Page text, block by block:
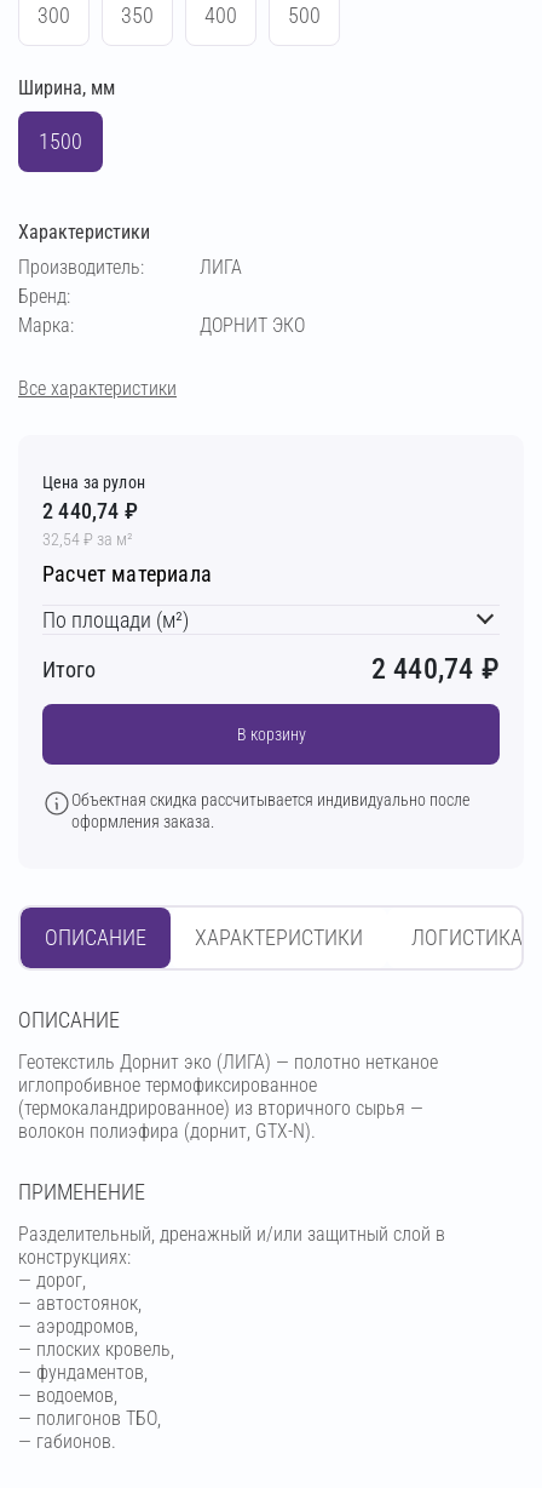
300 350 400 500
Ширина, мм
1500
Характеристики
Производитель:
ЛИГА
Бренд:
Марка:
ДОРНИТ ЭКО
Все характеристики
Цена за рулон
2 440,74 ₽
32,54 ₽ за м²
Расчет материала
По площади (м²)
Итого
2 440,74 ₽
В корзину
Объектная скидка рассчитывается индивидуально после
оформления заказа.
ОПИСАНИЕ ХАРАКТЕРИСТИКИ ЛОГИСТИКА
OПИСАНИЕ
Геотекстиль Дорнит эко (ЛИГА) — полотно нетканое
иглопробивное термофиксированное
(термокаландрированное) из вторичного сырья —
волокон полиэфира (дорнит, GTX-N).
ПРИМЕНЕНИЕ
Разделительный, дренажный и/или защитный слой в
конструкциях:
— дорог,
— автостоянок,
— аэродромов,
— плоских кровель,
— фундаментов,
— водоемов,
— полигонов ТБО,
— габионов.